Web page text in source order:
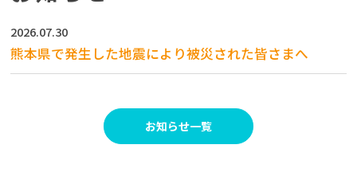
2026.07.30
熊本県で発生した地震により被災された皆さまへ
お知らせ一覧